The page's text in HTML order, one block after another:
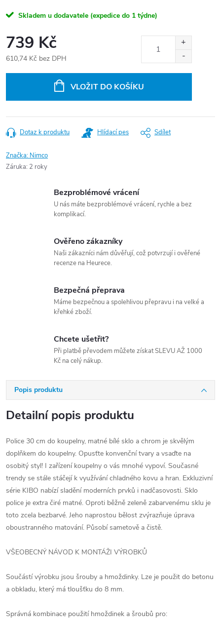
Skladem u dodavatele (expedice do 1 týdne)
739 Kč
610,74 Kč bez DPH
VLOŽIT DO KOŠÍKU
Dotaz k produktu Hlídací pes Sdílet
Značka: Nimco
Záruka: 2 roky
Bezproblémové vrácení
U nás máte bezproblémové vrácení, rychle a bez
komplikací.
Ověřeno zákazníky
Naši zákazníci nám důvěřují, což potvrzují i ověřené
recenze na Heurece.
Bezpečná přeprava
Máme bezpečnou a spolehlivou přepravu i na velké a
křehké zboží.
Chcete ušetřit?
Při platbě převodem můžete získat SLEVU AŽ 1000
Kč na celý nákup.
Popis produktu
Detailní popis produktu
Police 30 cm do koupelny, matné bílé sklo a chrom je skvělým
doplňkem do koupelny. Opusťte konvenční tvary a vsaďte na
osobitý styl! I zařízení koupelny o vás mnohé vypoví. Současné
trendy se stále stáčejí k využívání chladného kovu a hran. Exkluzivní
série KIBO nabízí sladění moderních prvků i nadčasovosti. Sklo
police je extra čiré matné. Oproti běžně zeleně zabarvenému sklu je
toto zcela bezbarvé. Jeho naprostou bělost zvýrazňuje úprava
oboustranného matování. Působí sametově a čistě.
VŠEOBECNÝ NÁVOD K MONTÁŽI VÝROBKŮ
Součástí výrobku jsou šrouby a hmoždinky. Lze je použit do betonu
a obkladu, který má tloušťku do 8 mm.
Správná kombinace použití hmoždinek a šroubů pro: